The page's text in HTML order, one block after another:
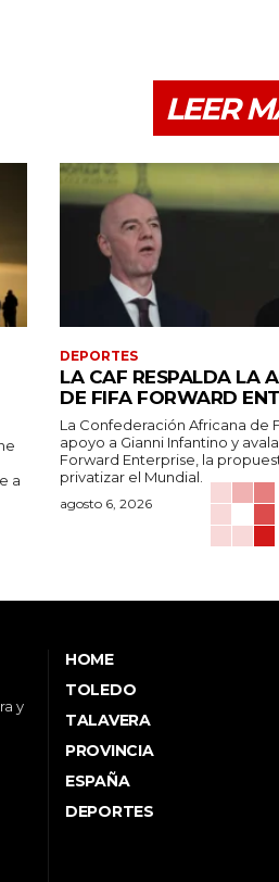
LEER
a
DEPORTES
LA CAF RESPALDA LA
DE FIFA FORWARD
La Confederación Africana de
apoyo a Gianni Infantino y
Forward Enterprise, la
privatizar el Mundial.
agosto 6, 2026
y
HOME
TOLEDO
TALAVERA
PROVINCIA
ESPAÑA
DEPORTES